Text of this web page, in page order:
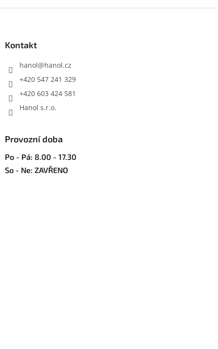
v
Kontakt
hanol@hanol.cz
+420 547 241 329
+420 603 424 581
Hanol s.r.o.
Provozní doba
Po - Pá: 8.00 - 17.30
So - Ne: ZAVŘENO